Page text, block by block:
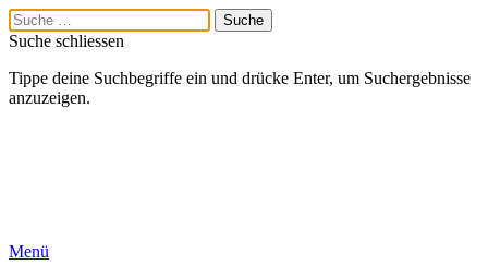
Suche schliessen
Tippe deine Suchbegriffe ein und drücke Enter, um Suchergebnisse
anzuzeigen.
Menü